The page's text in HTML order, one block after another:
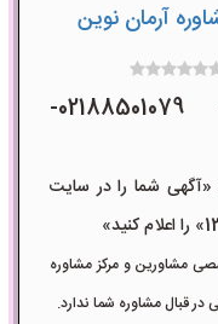
آرمان نوین
02188500457- 02188501079-
«آگهی شما را در سایت
مشاورین و مرکز مشاوره
قبال مشاوره شما ندارد.